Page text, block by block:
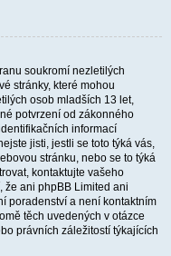
soukromí nezletilých
stránky, které mohou
osob mladších 13 let,
potvrzení od zákonného
informací
jisti, jestli se toto týká vás,
stránku, nebo se to týká
kontaktujte vašeho
že ani phpBB Limited ani
poradenství a není kontaktním
těch uvedených v otázce
právních záležitostí týkajících